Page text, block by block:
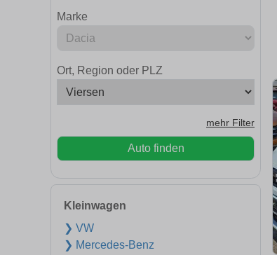
Marke
Ort, Region oder PLZ
mehr Filter
Auto finden
Kleinwagen
❯ VW
❯ Mercedes-Benz